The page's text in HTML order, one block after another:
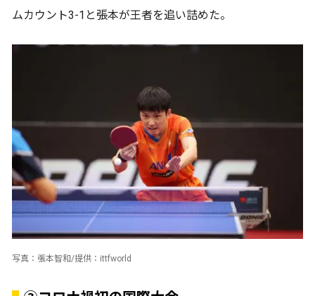
ムカウント3-1と張本が王者を追い詰めた。
写真：張本智和/提供：ittfworld